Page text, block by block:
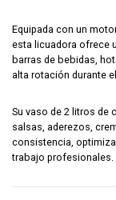
Equipada con un
esta licuadora ofrece
barras de bebidas,
alta rotación durante
Su vaso de 2 litros de
salsas, aderezos,
consistencia,
trabajo profesionales.